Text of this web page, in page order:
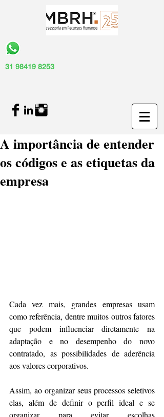
31 98419 8253
A importância de entender
os códigos e as etiquetas da
empresa
Cada vez mais, grandes empresas usam
como referência, dentre muitos outros fatores
que podem influenciar diretamente na
adaptação e no desempenho do novo
contratado, as possibilidades de aderência
aos valores corporativos.
Assim, ao organizar seus processos seletivos
elas, além de definir o perfil ideal e se
organizar para evitar escolhas